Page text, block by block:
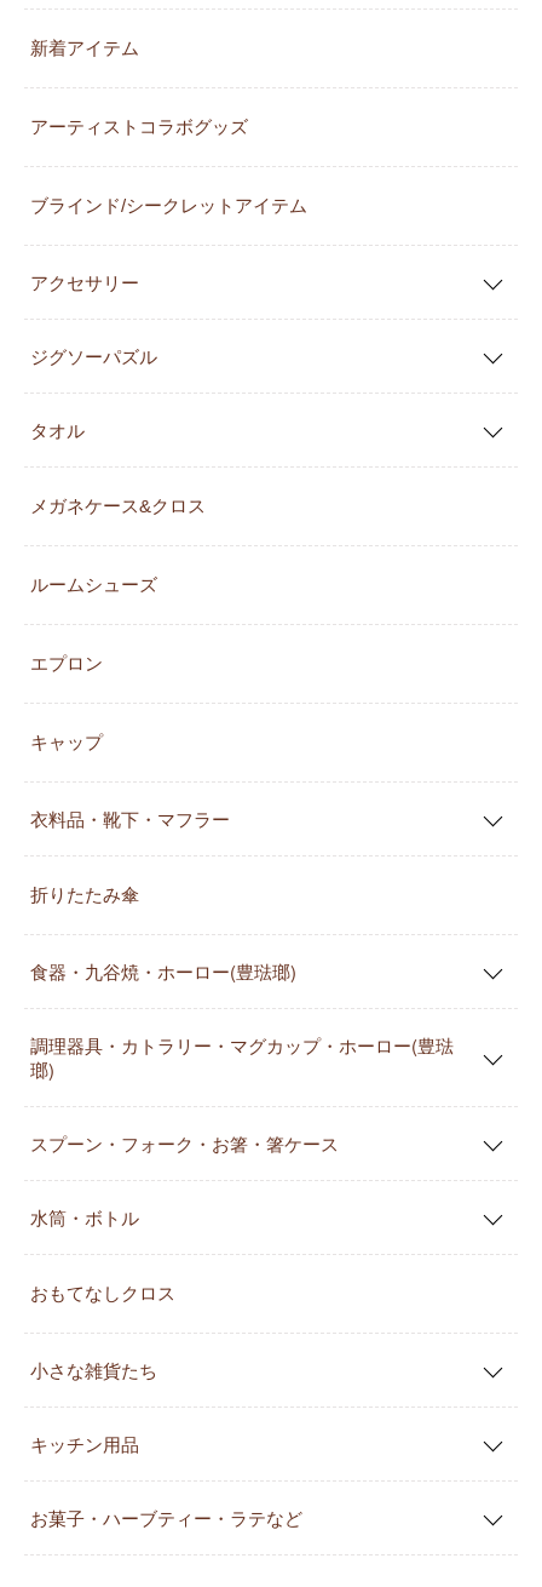
新着アイテム
アーティストコラボグッズ
ブラインド/シークレットアイテム
アクセサリー
ジグソーパズル
タオル
メガネケース&クロス
ルームシューズ
エプロン
キャップ
衣料品・靴下・マフラー
折りたたみ傘
食器・九谷焼・ホーロー(豊琺瑯)
調理器具・カトラリー・マグカップ・ホーロー(豊琺
瑯)
スプーン・フォーク・お箸・箸ケース
水筒・ボトル
おもてなしクロス
小さな雑貨たち
キッチン用品
お菓子・ハーブティー・ラテなど